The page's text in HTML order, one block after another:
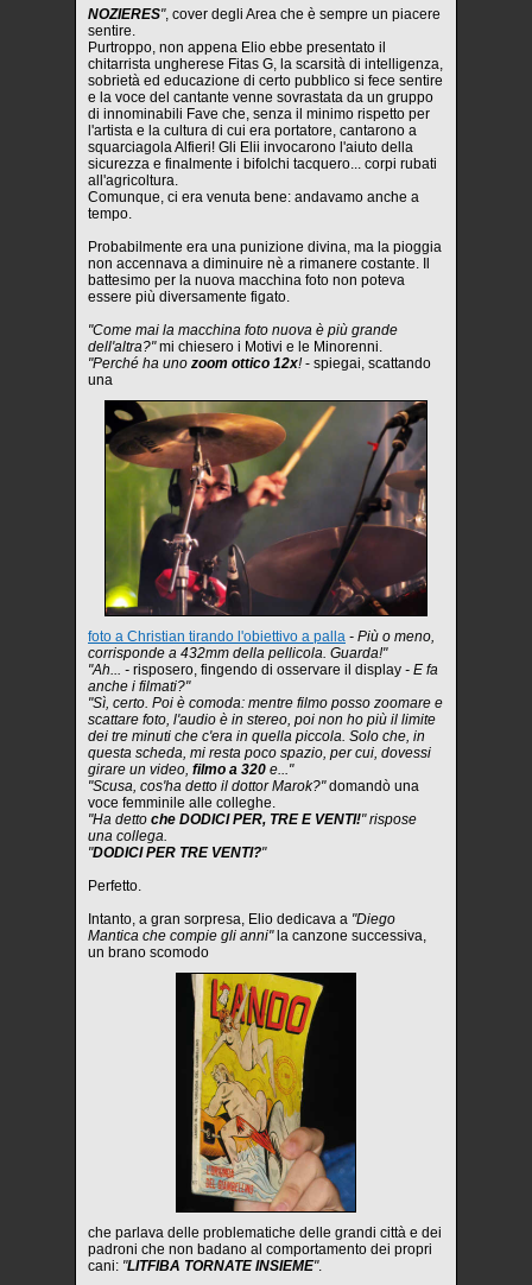
NOZIERES", cover degli Area che è sempre un piacere
sentire.
Purtroppo, non appena Elio ebbe presentato il
chitarrista ungherese Fitas G, la scarsità di intelligenza,
sobrietà ed educazione di certo pubblico si fece sentire
e la voce del cantante venne sovrastata da un gruppo
di innominabili Fave che, senza il minimo rispetto per
l'artista e la cultura di cui era portatore, cantarono a
squarciagola Alfieri! Gli Elii invocarono l'aiuto della
sicurezza e finalmente i bifolchi tacquero... corpi rubati
all'agricoltura.
Comunque, ci era venuta bene: andavamo anche a
tempo.
Probabilmente era una punizione divina, ma la pioggia
non accennava a diminuire nè a rimanere costante. Il
battesimo per la nuova macchina foto non poteva
essere più diversamente figato.
"Come mai la macchina foto nuova è più grande
dell'altra?"mi chiesero i Motivi e le Minorenni.
"Perché ha uno zoom ottico 12x!- spiegai, scattando
una
foto a Christian tirando l'obiettivo a palla - Più o meno,
corrisponde a 432mm della pellicola. Guarda!"
"Ah... - risposero, fingendo di osservare il display - E fa
anche i filmati?"
"Sì, certo. Poi è comoda: mentre filmo posso zoomare e
scattare foto, l'audio è in stereo, poi non ho più il limite
dei tre minuti che c'era in quella piccola. Solo che, in
questa scheda, mi resta poco spazio, per cui, dovessi
girare un video, filmo a 320 e..."
"Scusa, cos'ha detto il dottor Marok?"domandò una
voce femminile alle colleghe.
"Ha detto che DODICI PER, TRE E VENTI!" rispose
una collega.
"DODICI PER TRE VENTI?"
Perfetto.
Intanto, a gran sorpresa, Elio dedicava a "Diego
Mantica che compie gli anni"la canzone successiva,
un brano scomodo
che parlava delle problematiche delle grandi città e dei
padroni che non badano al comportamento dei propri
cani: "LITFIBA TORNATE INSIEME".